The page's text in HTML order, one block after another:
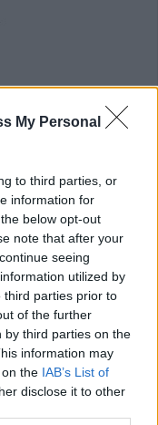
My Personal
to third parties, or
information for
below opt-out
note that after your
seeing
utilized by
third parties prior to
of the further
by third parties on the
information may
the IAB’s List of
disclose it to other
της
της Ελληνικής
Ειρήνη (ΕΕΔΥΕ)
τρόπο τον
της φτώχειας για το